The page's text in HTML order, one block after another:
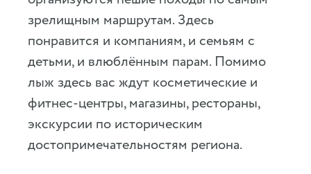
зрелищным маршрутам. Здесь
понравится и компаниям, и семьям с
детьми, и влюблённым парам. Помимо
лыж здесь вас ждут косметические и
фитнес-центры, магазины, рестораны,
экскурсии по историческим
достопримечательностям региона.